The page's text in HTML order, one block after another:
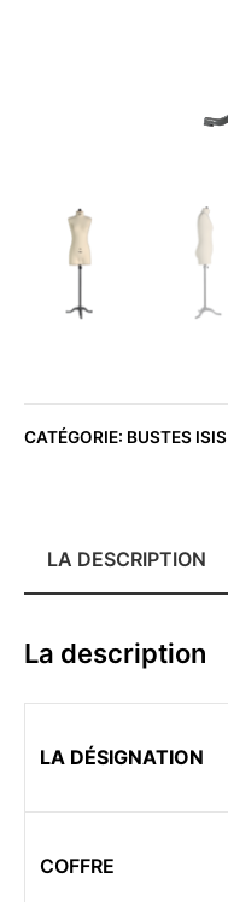
CATÉGORIE: BUSTES ISIS
LA DESCRIPTION
La description
LA DÉSIGNATION
COFFRE